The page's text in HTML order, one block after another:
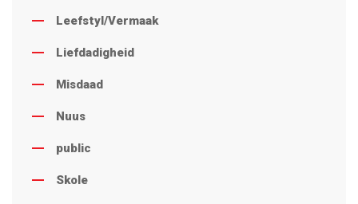
Leefstyl/Vermaak
Liefdadigheid
Misdaad
Nuus
public
Skole